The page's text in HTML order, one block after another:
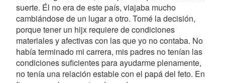
suerte. Él no era de este país, viajaba mucho
cambiándose de un lugar a otro. Tomé la decisión,
porque tener un hijx requiere de condiciones
materiales y afectivas con las que yo no contaba. No
había terminado mi carrera, mis padres no tenían las
condiciones suficientes para ayudarme plenamente,
no tenía una relación estable con el papá del feto. En